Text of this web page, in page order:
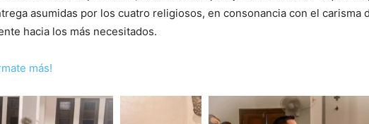
asumidas por los cuatro religiosos, en consonancia con el carisma
hacia los más necesitados.
más!